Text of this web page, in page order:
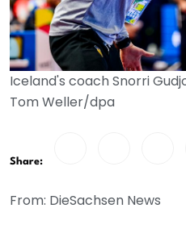
Iceland's coach Snorri
Tom Weller/dpa
Share:
From: DieSachsen News